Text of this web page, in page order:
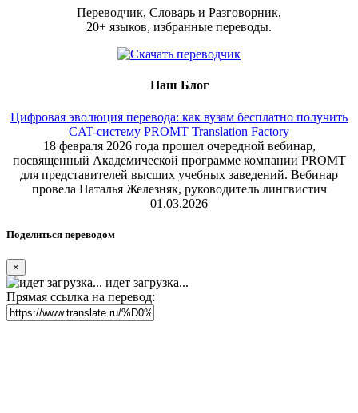
Переводчик, Словарь и Разговорник,
20+ языков, избранные переводы.
Наш Блог
Цифровая эволюция перевода: как вузам бесплатно получить
CAT-систему PROMT Translation Factory
18 февраля 2026 года прошел очередной вебинар,
посвященный Академической программе компании PROMT
для представителей высших учебных заведений. Вебинар
провела Наталья Железняк, руководитель лингвистич
01.03.2026
Поделиться переводом
×
идет загрузка...
Прямая ссылка на перевод: